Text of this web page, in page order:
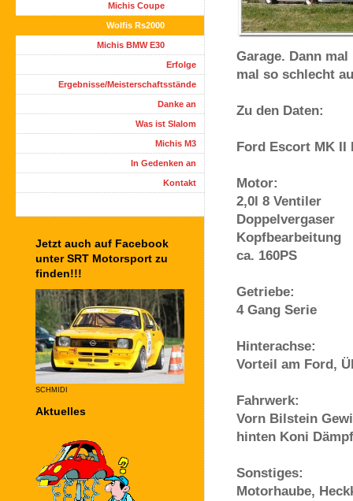
Garage. Dann
mal so schlecht
Zu den Daten:
Ford Escort MK II
Motor:
2,0l 8 Ventiler
Doppelvergaser
Kopfbearbeitung
ca. 160PS
Getriebe:
4 Gang Serie
Hinterachse:
Vorteil am Ford,
Fahrwerk:
Vorn Bilstein
hinten Koni
Sonstiges:
Motorhaube,
Michis Coupe
Wolfis Rs2000
Michis BMW E30
Erfolge
Ergebnisse/Meisterschaftsstände
Danke an
Was ist Slalom
Michis M3
In Gedenken an
Kontakt
Jetzt auch auf Facebook
unter SRT Motorsport zu
finden!!!
SCHMIDI
Aktuelles